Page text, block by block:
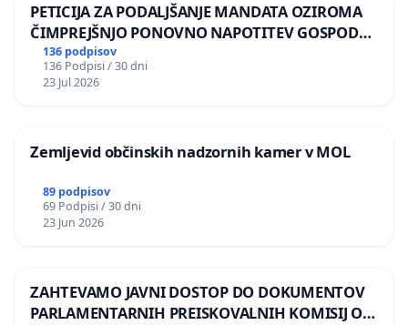
PETICIJA ZA PODALJŠANJE MANDATA OZIROMA
ČIMPREJŠNJO PONOVNO NAPOTITEV GOSPODA
BERNARDA ŠRAJNERJA NA VELEPOSLANIŠTVO
REPUBLIKE SLOVENIJE V MOSKVI
136 podpisov
136 Podpisi / 30 dni
23 Jul 2026
Zemljevid občinskih nadzornih kamer v MOL
89 podpisov
69 Podpisi / 30 dni
23 Jun 2026
ZAHTEVAMO JAVNI DOSTOP DO DOKUMENTOV
PARLAMENTARNIH PREISKOVALNIH KOMISIJ O